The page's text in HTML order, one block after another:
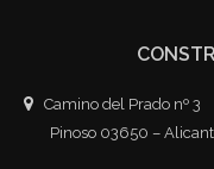
Camino del Prado nº 3
Pinoso 03650 –